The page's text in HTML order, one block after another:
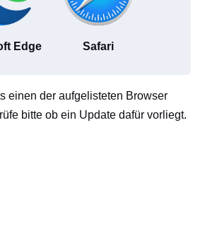
Edge Safari
einen der aufgelisteten Browser
bitte ob ein Update dafür vorliegt.